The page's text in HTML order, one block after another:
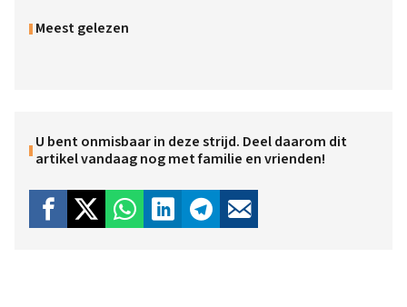
Meest gelezen
U bent onmisbaar in deze strijd. Deel daarom dit
artikel vandaag nog met familie en vrienden!